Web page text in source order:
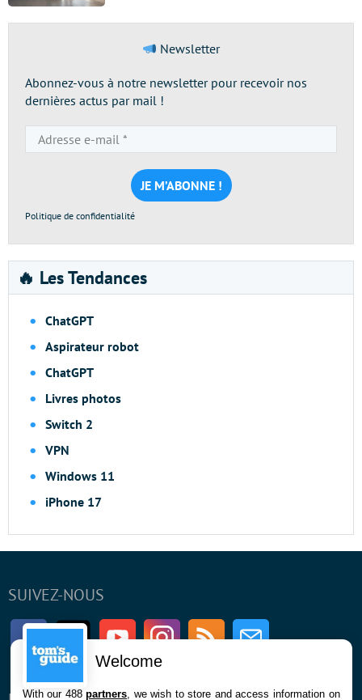
Newsletter
Abonnez-vous à notre newsletter pour recevoir nos
dernières actus par mail !
e-
mail
*
Politique de confidentialité
🔥 Les Tendances
ChatGPT
Aspirateur robot
ChatGPT
Livres photos
Switch 2
VPN
Windows 11
iPhone 17
SUIVEZ-NOUS
FacebookTwitter Youtube InstagramRSS Newsletter
Welcome
With our 488partners , we wish to store and access information on